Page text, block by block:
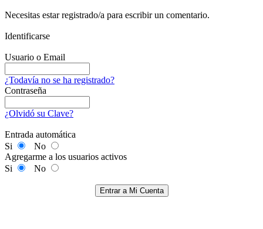
Necesitas estar registrado/a para escribir un comentario.
Identificarse
Usuario o Email
¿Todavía no se ha registrado?
Contraseña
¿Olvidó su Clave?
Entrada automática
Si
No
Agregarme a los usuarios activos
Si
No
Entrar a Mi Cuenta